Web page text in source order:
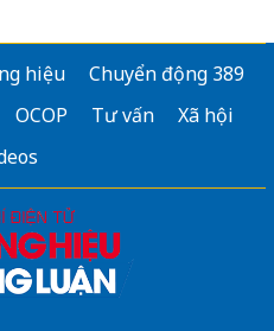
hiệu
Chuyển động 389
OCOP Tư vấn
Xã hội